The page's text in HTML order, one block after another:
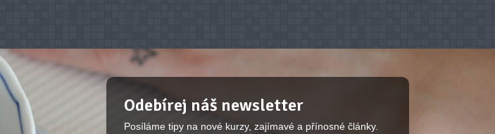
Odebírej náš newsletter
Posíláme tipy na nové kurzy, zajímavé a přínosné články.